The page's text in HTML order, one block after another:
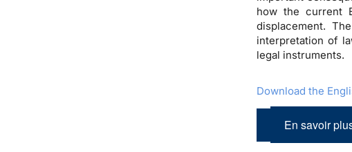
how the current
displacement.
interpretation of
legal instruments.
Download the
En savoir